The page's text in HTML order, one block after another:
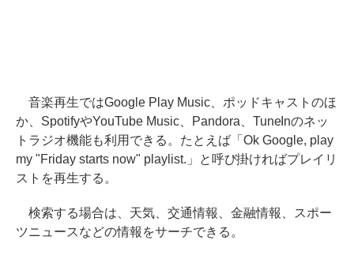
音楽再生ではGoogle Play Music、ポッドキャストのほ
か、SpotifyやYouTube Music、Pandora、TuneInのネッ
トラジオ機能も利用できる。たとえば「Ok Google, play
my "Friday starts now" playlist.」と呼び掛ければプレイリ
ストを再生する。
検索する場合は、天気、交通情報、金融情報、スポー
ツニュースなどの情報をサーチできる。